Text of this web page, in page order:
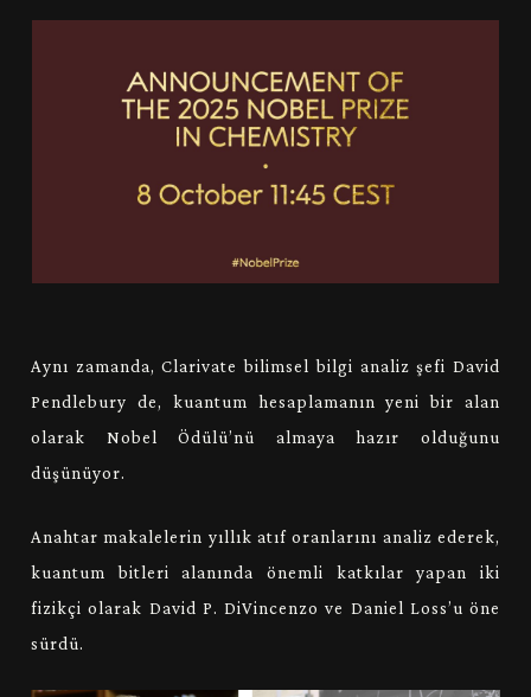
Aynı zamanda, Clarivate bilimsel bilgi analiz şefi David
Pendlebury de, kuantum hesaplamanın yeni bir alan
olarak Nobel Ödülü’nü almaya hazır olduğunu
düşünüyor.
Anahtar makalelerin yıllık atıf oranlarını analiz ederek,
kuantum bitleri alanında önemli katkılar yapan iki
fizikçi olarak David P. DiVincenzo ve Daniel Loss’u öne
sürdü.